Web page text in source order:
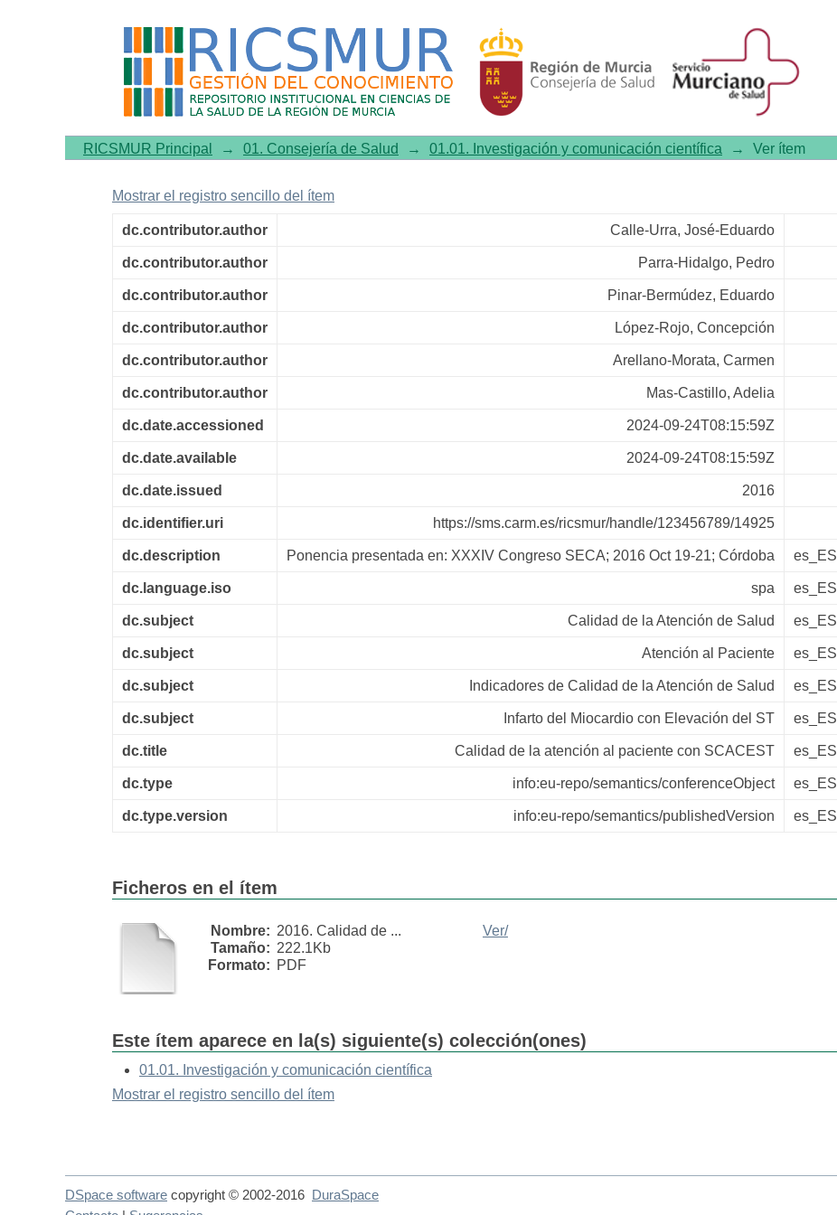
Calidad de la atención al paciente con SCACEST
RICSMUR Principal → 01. Consejería de Salud → 01.01. Investigación y comunicación científica → Ver ítem
Mostrar el registro sencillo del ítem
dc.contributor.author Calle-Urra, José-Eduardo
dc.contributor.author Parra-Hidalgo, Pedro
dc.contributor.author Pinar-Bermúdez, Eduardo
dc.contributor.author López-Rojo, Concepción
dc.contributor.author Arellano-Morata, Carmen
dc.contributor.author Mas-Castillo, Adelia
dc.date.accessioned 2024-09-24T08:15:59Z
dc.date.available 2024-09-24T08:15:59Z
dc.date.issued 2016
dc.identifier.uri https://sms.carm.es/ricsmur/handle/123456789/14925
dc.description Ponencia presentada en: XXXIV Congreso SECA; 2016 Oct 19-21; Córdoba es_ES
dc.language.iso spa es_ES
dc.subject Calidad de la Atención de Salud es_ES
dc.subject Atención al Paciente es_ES
dc.subject Indicadores de Calidad de la Atención de Salud es_ES
dc.subject Infarto del Miocardio con Elevación del ST es_ES
dc.title Calidad de la atención al paciente con SCACEST es_ES
dc.type info:eu-repo/semantics/conferenceObject es_ES
dc.type.version info:eu-repo/semantics/publishedVersion es_ES
Ficheros en el ítem
Nombre: 2016. Calidad de ...
Tamaño: 222.1Kb
Formato: PDF
Ver/
Este ítem aparece en la(s) siguiente(s) colección(ones)
01.01. Investigación y comunicación científica
Mostrar el registro sencillo del ítem
DSpace software copyright © 2002-2016 DuraSpace